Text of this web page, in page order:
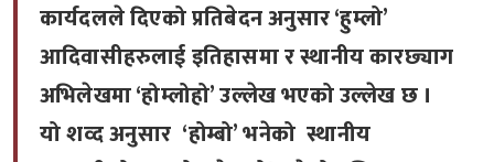
कार्यदलले दिएको प्रतिबेदन अनुसार ‘हुम्लो’
आदिवासीहरुलाई इतिहासमा र स्थानीय कारछ्याग
अभिलेखमा ‘होम्लोहो’ उल्लेख भएको उल्लेख छ ।
यो शव्द अनुसार ‘होम्बो’ भनेको स्थानीय